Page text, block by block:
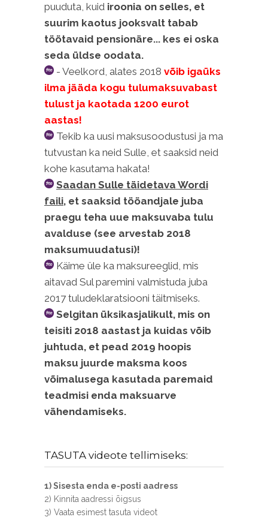
puuduta, kuid iroonia on selles, et
suurim kaotus jooksvalt tabab
töötavaid pensionäre... kes ei oska
seda üldse oodata.
- Veelkord, alates 2018 võib igaüks
ilma jääda kogu tulumaksuvabast
tulust ja kaotada 1200 eurot
aastas!
Tekib ka uusi maksusoodustusi ja ma
tutvustan ka neid Sulle, et saaksid neid
kohe kasutama hakata!
Saadan Sulle täidetava Wordi
faili, et saaksid tööandjale juba
praegu teha uue maksuvaba tulu
avalduse (see arvestab 2018
maksumuudatusi)!
Käime üle ka maksureeglid, mis
aitavad Sul paremini valmistuda juba
2017 tuludeklaratsiooni täitmiseks.
Selgitan üksikasjalikult, mis on
teisiti 2018 aastast ja kuidas võib
juhtuda, et pead 2019 hoopis
maksu juurde maksma koos
võimalusega kasutada paremaid
teadmisi enda maksuarve
vähendamiseks.
TASUTA videote tellimiseks:
1) Sisesta enda e-posti aadress
2) Kinnita aadressi õigsus
3) Vaata esimest tasuta videot